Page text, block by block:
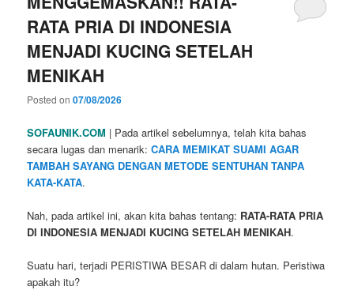
RATA PRIA DI INDONESIA
MENJADI KUCING SETELAH
MENIKAH
Posted on07/08/2026
SOFAUNIK.COM | Pada artikel sebelumnya, telah kita bahas
secara lugas dan menarik:CARA MEMIKAT SUAMI AGAR
TAMBAH SAYANG DENGAN METODE SENTUHAN TANPA
KATA-KATA.
Nah, pada artikel ini, akan kita bahas tentang: RATA-RATA PRIA
DI INDONESIA MENJADI KUCING SETELAH MENIKAH.
Suatu hari, terjadi PERISTIWA BESAR di dalam hutan. Peristiwa
apakah itu?